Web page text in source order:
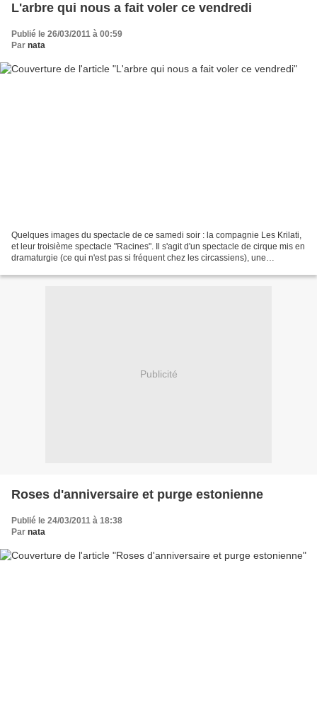
L'arbre qui nous a fait voler ce vendredi
Publié le 26/03/2011 à 00:59
Par nata
Quelques images du spectacle de ce samedi soir : la compagnie Les Krilati,
et leur troisième spectacle "Racines". Il s'agit d'un spectacle de cirque mis en
dramaturgie (ce qui n'est pas si fréquent chez les circassiens), une
Publicité
Roses d'anniversaire et purge estonienne
Publié le 24/03/2011 à 18:38
Par nata